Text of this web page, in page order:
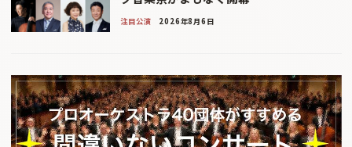
注目公演 2026年8月6日